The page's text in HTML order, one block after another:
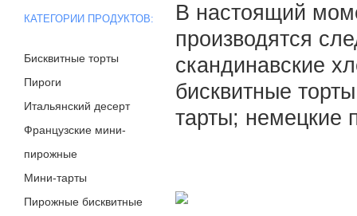
В настоящий
производятся
скандинавские
бисквитные
тарты; немецкие
КАТЕГОРИИ ПРОДУКТОВ:
Бисквитные торты
Пироги
Итальянский десерт
Французские мини-
пирожные
Мини-тарты
Пирожные бисквитные